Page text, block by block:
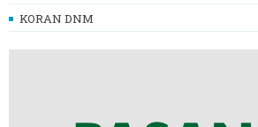
KORAN DNM